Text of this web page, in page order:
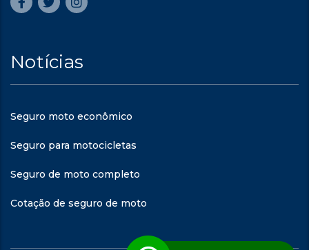
Notícias
Seguro moto econômico
Seguro para motocicletas
Seguro de moto completo
Cotação de seguro de moto